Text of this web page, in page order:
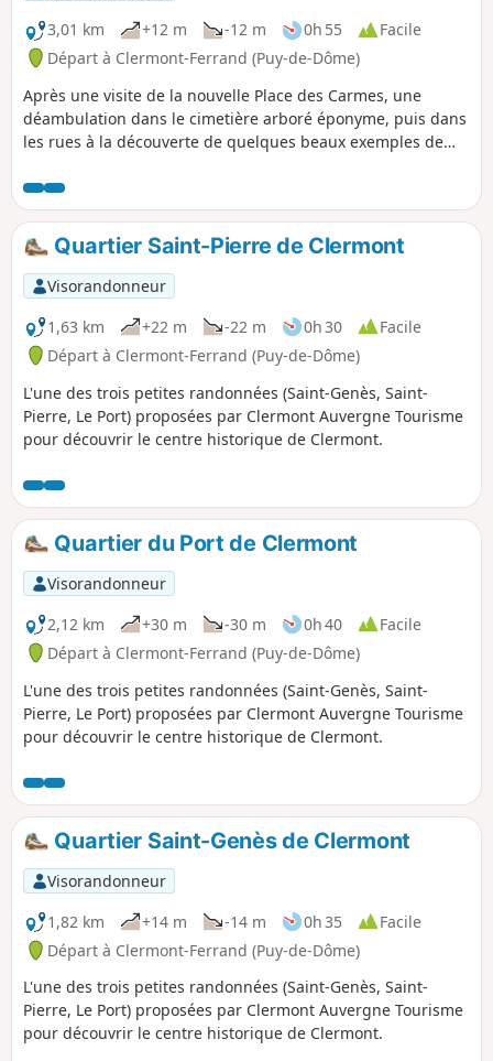
3,01 km
+12 m -12 m 0h 55
Facile
Départ à Clermont-Ferrand (Puy-de-Dôme)
Après une visite de la nouvelle Place des Carmes, une
déambulation dans le cimetière arboré éponyme, puis dans
les rues à la découverte de quelques beaux exemples de
Quartier Saint-Pierre de Clermont
Visorandonneur
1,63 km
+22 m -22 m 0h 30
Facile
Départ à Clermont-Ferrand (Puy-de-Dôme)
L'une des trois petites randonnées (Saint-Genès, Saint-
Pierre, Le Port) proposées par Clermont Auvergne Tourisme
pour découvrir le centre historique de Clermont.
Quartier du Port de Clermont
Visorandonneur
2,12 km
+30 m -30 m 0h 40
Facile
Départ à Clermont-Ferrand (Puy-de-Dôme)
L'une des trois petites randonnées (Saint-Genès, Saint-
Pierre, Le Port) proposées par Clermont Auvergne Tourisme
pour découvrir le centre historique de Clermont.
Quartier Saint-Genès de Clermont
Visorandonneur
1,82 km
+14 m -14 m 0h 35
Facile
Départ à Clermont-Ferrand (Puy-de-Dôme)
L'une des trois petites randonnées (Saint-Genès, Saint-
Pierre, Le Port) proposées par Clermont Auvergne Tourisme
pour découvrir le centre historique de Clermont.